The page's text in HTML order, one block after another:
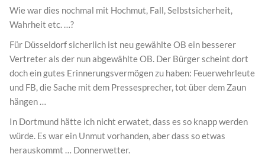
Wie war dies nochmal mit Hochmut, Fall, Selbstsicherheit,
Wahrheit etc. …?
Für Düsseldorf sicherlich ist neu gewählte OB ein besserer
Vertreter als der nun abgewählte OB. Der Bürger scheint dort
doch ein gutes Erinnerungsvermögen zu haben: Feuerwehrleute
und FB, die Sache mit dem Pressesprecher, tot über dem Zaun
hängen …
In Dortmund hätte ich nicht erwatet, dass es so knapp werden
würde. Es war ein Unmut vorhanden, aber dass so etwas
herauskommt … Donnerwetter.